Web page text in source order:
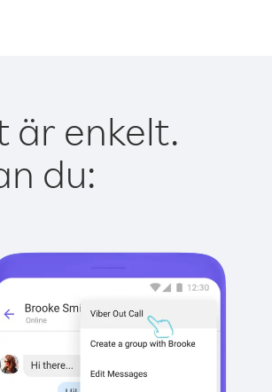
är enkelt.
du: